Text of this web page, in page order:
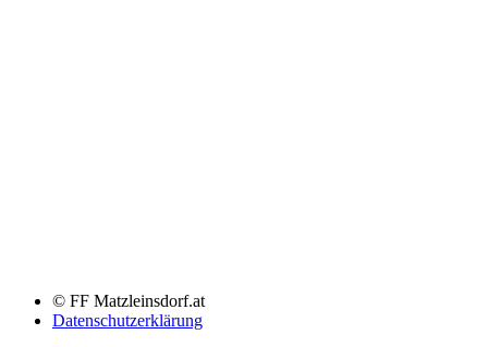
© FF Matzleinsdorf.at
Datenschutzerklärung